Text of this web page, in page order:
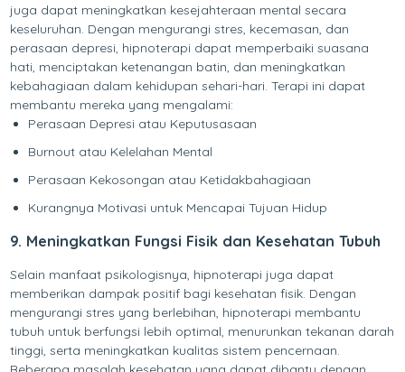
juga dapat meningkatkan kesejahteraan mental secara
keseluruhan. Dengan mengurangi stres, kecemasan, dan
perasaan depresi, hipnoterapi dapat memperbaiki suasana
hati, menciptakan ketenangan batin, dan meningkatkan
kebahagiaan dalam kehidupan sehari-hari. Terapi ini dapat
membantu mereka yang mengalami:
Perasaan Depresi atau Keputusasaan
Burnout atau Kelelahan Mental
Perasaan Kekosongan atau Ketidakbahagiaan
Kurangnya Motivasi untuk Mencapai Tujuan Hidup
9. Meningkatkan Fungsi Fisik dan Kesehatan Tubuh
Selain manfaat psikologisnya, hipnoterapi juga dapat
memberikan dampak positif bagi kesehatan fisik. Dengan
mengurangi stres yang berlebihan, hipnoterapi membantu
tubuh untuk berfungsi lebih optimal, menurunkan tekanan darah
tinggi, serta meningkatkan kualitas sistem pencernaan.